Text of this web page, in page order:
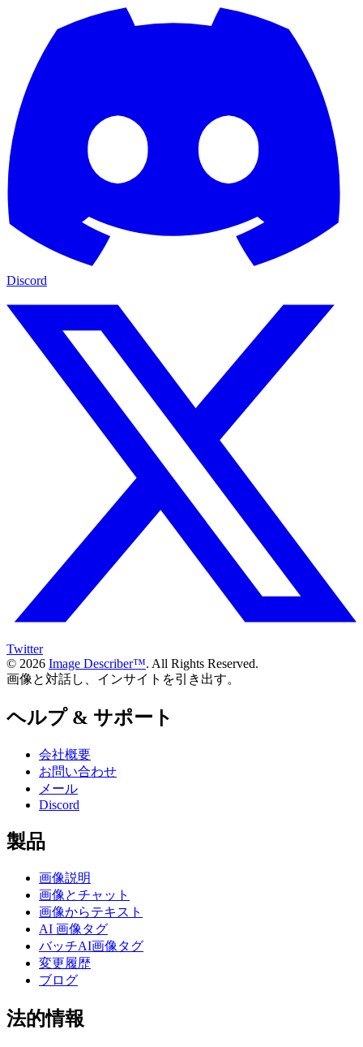
Discord
Twitter
© 2026 Image Describer™. All Rights Reserved.
画像と対話し、インサイトを引き出す。
ヘルプ & サポート
会社概要
お問い合わせ
メール
Discord
製品
画像説明
画像とチャット
画像からテキスト
AI 画像タグ
バッチAI画像タグ
変更履歴
ブログ
法的情報